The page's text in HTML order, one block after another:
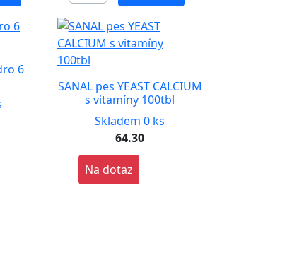
6
SANAL pes YEAST CALCIUM
s vitamíny 100tbl
Skladem 0 ks
64.30
Na dotaz